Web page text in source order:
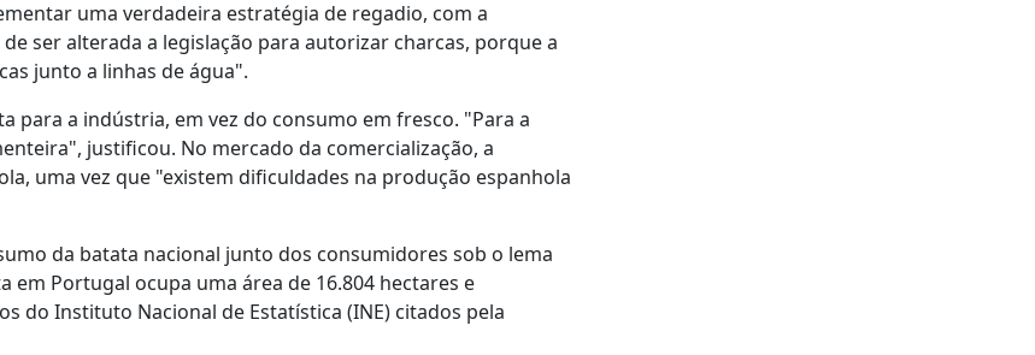
uma verdadeira estratégia de regadio, com a
ser alterada a legislação para autorizar charcas, porque a
junto a linhas de água".
para a indústria, em vez do consumo em fresco. "Para a
justificou. No mercado da comercialização, a
uma vez que "existem dificuldades na produção espanhola
da batata nacional junto dos consumidores sob o lema
em Portugal ocupa uma área de 16.804 hectares e
do Instituto Nacional de Estatística (INE) citados pela